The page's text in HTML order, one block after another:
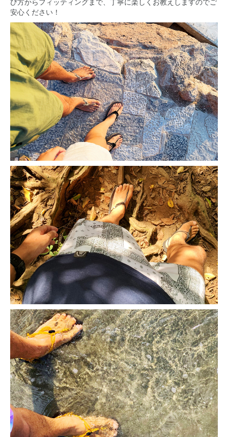
び方からフィッティングまで、丁寧に楽しくお教えしますのでご
安心ください！